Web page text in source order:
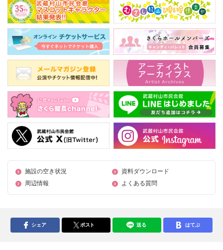
施設の空き状況
資料ダウンロード
周辺情報
よくある質問
シェア ポスト 送る はてぶ